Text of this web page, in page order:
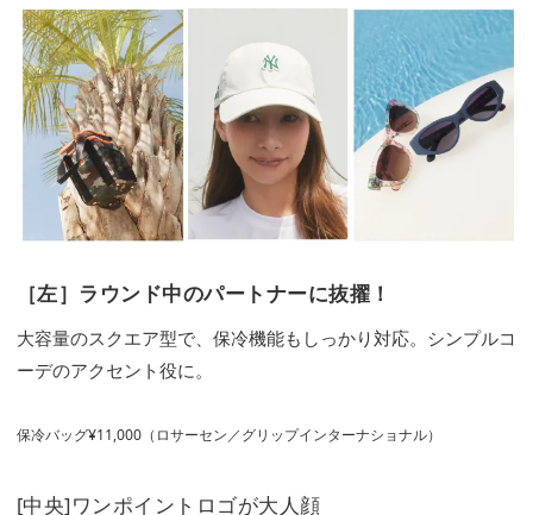
［左］ラウンド中のパートナーに抜擢！
大容量のスクエア型で、保冷機能もしっかり対応。シンプルコ
ーデのアクセント役に。
保冷バッグ¥11,000（ロサーセン／グリップインターナショナル）
[中央]ワンポイントロゴが大人顔